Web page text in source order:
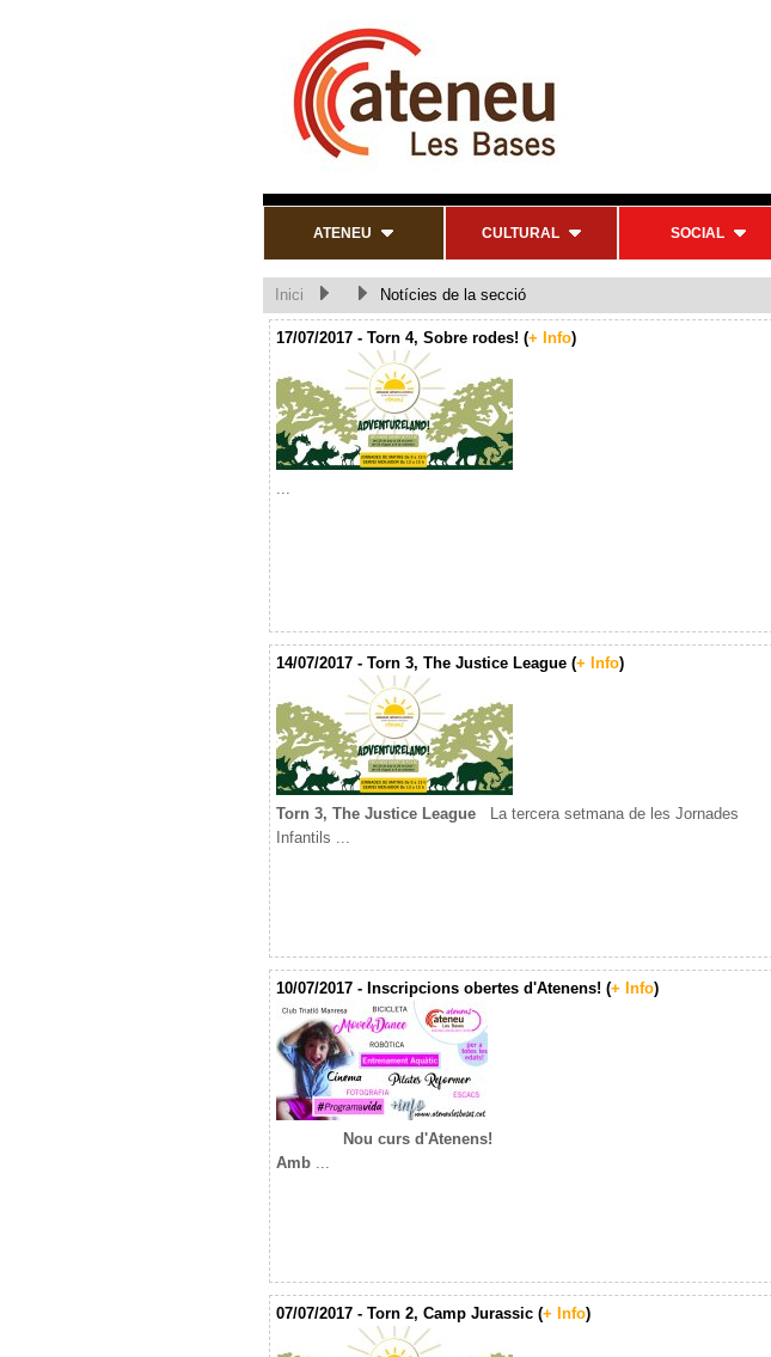
ATENEU CULTURAL SOCIAL
Inici
Notícies de la secció
17/07/2017 - Torn 4, Sobre rodes! (+ Info)
...
14/07/2017 - Torn 3, The Justice League (+ Info)
Torn 3, The Justice LeagueLa tercera setmana de les Jornades
Infantils ...
10/07/2017 - Inscripcions obertes d'Atenens! (+ Info)
Nou curs d'Atenens!
Amb...
07/07/2017 - Torn 2, Camp Jurassic (+ Info)